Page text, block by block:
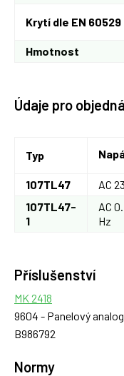
Krytí dle EN 60529
Hmotnost
Údaje pro
Typ
107TL47
AC
107TL47-
1
AC
Hz
Příslušenství
MK 2418
9604 - Panelový
B986792
Normy